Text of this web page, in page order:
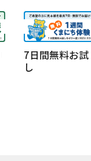
7日間無料お試
し